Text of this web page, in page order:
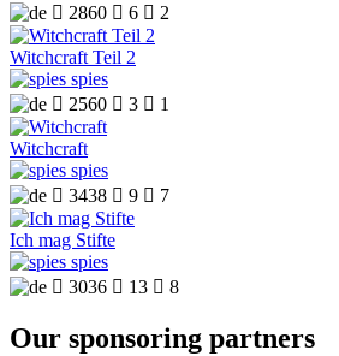
 2860  6  2
Witchcraft Teil 2
spies
 2560  3  1
Witchcraft
spies
 3438  9  7
Ich mag Stifte
spies
 3036  13  8
Our sponsoring partners